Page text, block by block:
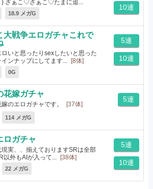
) ざぁこ♡ざぁこ♡たまに追...
18.9 メガG
10連
大戦争エロガチャこれで
いと思ったりsexしたいと思った
ンナップにしてます...
[8体]
0G
5連
10連
花嫁ガチャ
のエロガチャです。 [37体]
114 メガG
5連
ロガチャ
現実、、揃えておりますSRは全部
以外もAIが入って...
[38体]
22 メガG
5連
10連